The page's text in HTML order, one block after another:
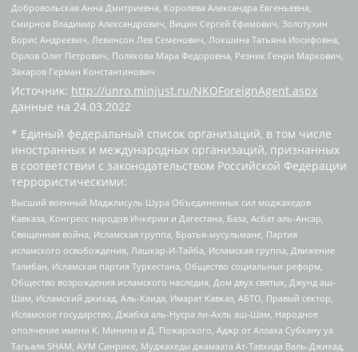
Добровольская Анна Дмитриевна, Королева Александра Евгеньевна,
Смирнов Владимир Александрович, Вицин Сергей Ефимович, Золотухин
Борис Андреевич, Левинсон Лев Семенович, Локшина Татьяна Иосифовна,
Орлов Олег Петрович, Полякова Мара Федоровна, Резник Генри Маркович,
Захаров Герман Константинович
Источник: http://unro.minjust.ru/NKOForeignAgent.aspx
данные на 24.03.2022
* Единый федеральный список организаций, в том числе
иностранных и международных организаций, признанных
в соответствии с законодательством Российской Федерации
террористическими:
Высший военный Маджлисуль Шура Объединенных сил моджахедов
Кавказа, Конгресс народов Ичкерии и Дагестана, База, Асбат аль-Ансар,
Священная война, Исламская группа, Братья-мусульмане, Партия
исламского освобождения, Лашкар-И-Тайба, Исламская группа, Движение
Талибан, Исламская партия Туркестана, Общество социальных реформ,
Общество возрождения исламского наследия, Дом двух святых, Джунд аш-
Шам, Исламский джихад, Аль-Каида, Имарат Кавказ, АБТО, Правый сектор,
Исламское государство, Джабха аль-Нусра ли-Ахль аш-Шам, Народное
ополчение имени К. Минина и Д. Пожарского, Аджр от Аллаха Субхану уа
Тагьаля SHAM, АУМ Синрике, Муджахеды джамаата Ат-Тавхида Валь-Джихад,